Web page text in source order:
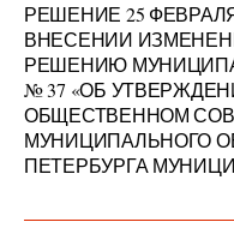
РЕШЕНИЕ 25
ВНЕСЕНИИ
РЕШЕНИЮ
№ 37 «ОБ
ОБЩЕСТВЕННОМ
МУНИЦИПАЛЬНОГО
ПЕТЕРБУРГА